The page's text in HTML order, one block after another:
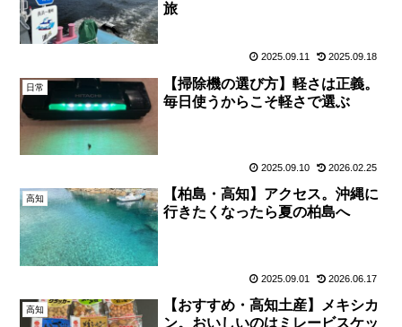
旅
2025.09.11 2025.09.18
日常
【掃除機の選び方】軽さは正義。
毎日使うからこそ軽さで選ぶ
2025.09.10 2026.02.25
高知
【柏島・高知】アクセス。沖縄に
行きたくなったら夏の柏島へ
2025.09.01 2026.06.17
高知
【おすすめ・高知土産】メキシカ
ン。おいしいのはミレービスケッ